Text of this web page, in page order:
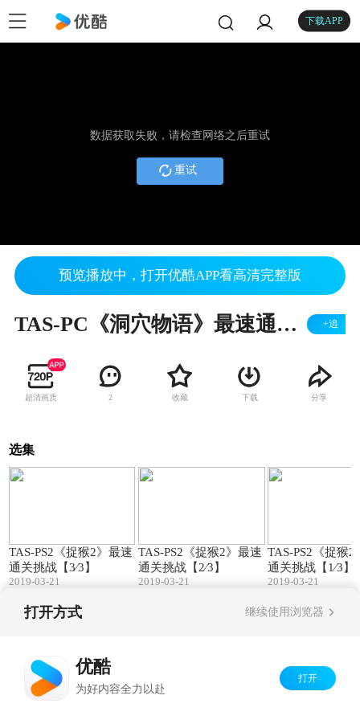
下载APP
数据获取失败，请检查网络之后重试
重试
预览播放中，打开优酷APP看高清完整版
TAS-PC《洞穴物语》最速通关挑战【1】 +追
超清画质 2 收藏 下载 分享
选集
TAS-PS2《捉猴2》最速
通关挑战【3∕3】
2019-03-21
TAS-PS2《捉猴2》最速
通关挑战【2∕3】
2019-03-21
TAS-PS2《捉猴2
通关挑战【1∕3】
2019-03-21
打开方式 继续使用浏览器
优酷
为好内容全力以赴
打开